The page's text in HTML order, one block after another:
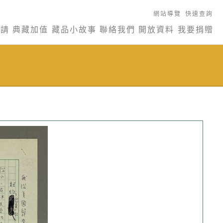
網站導覽 快速查詢
典藏加值 藏品小故事 聯絡我們 開放資料 我要捐贈